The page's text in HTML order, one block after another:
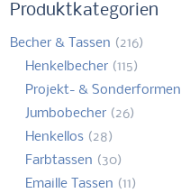
Produktkategorien
Becher & Tassen (216)
Henkelbecher (115)
Projekt- & Sonderformen
Jumbobecher (26)
Henkellos (28)
Farbtassen (30)
Emaille Tassen (11)